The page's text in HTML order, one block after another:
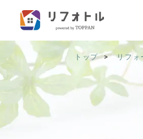
トップ リフォ